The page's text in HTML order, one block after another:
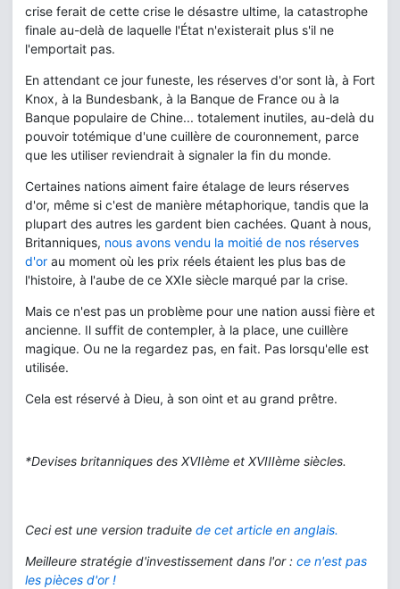
crise ferait de cette crise le désastre ultime, la catastrophe
finale au-delà de laquelle l'État n'existerait plus s'il ne
l'emportait pas.
En attendant ce jour funeste, les réserves d'or sont là, à Fort
Knox, à la Bundesbank, à la Banque de France ou à la
Banque populaire de Chine... totalement inutiles, au-delà du
pouvoir totémique d'une cuillère de couronnement, parce
que les utiliser reviendrait à signaler la fin du monde.
Certaines nations aiment faire étalage de leurs réserves
d'or, même si c'est de manière métaphorique, tandis que la
plupart des autres les gardent bien cachées. Quant à nous,
Britanniques, nous avons vendu la moitié de nos réserves
d'or au moment où les prix réels étaient les plus bas de
l'histoire, à l'aube de ce XXIe siècle marqué par la crise.
Mais ce n'est pas un problème pour une nation aussi fière et
ancienne. Il suffit de contempler, à la place, une cuillère
magique. Ou ne la regardez pas, en fait. Pas lorsqu'elle est
utilisée.
Cela est réservé à Dieu, à son oint et au grand prêtre.
*Devises britanniques des XVIIème et XVIIIème siècles.
Ceci est une version traduite de cet article en anglais.
Meilleure stratégie d'investissement dans l'or : ce n'est pas
les pièces d'or !